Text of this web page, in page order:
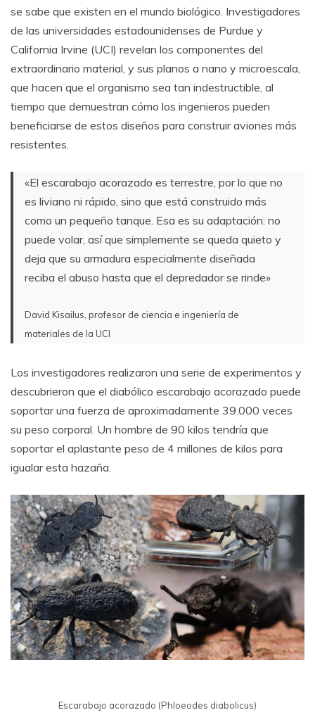
se sabe que existen en el mundo biológico. Investigadores
de las universidades estadounidenses de Purdue y
California Irvine (UCI) revelan los componentes del
extraordinario material, y sus planos a nano y microescala,
que hacen que el organismo sea tan indestructible, al
tiempo que demuestran cómo los ingenieros pueden
beneficiarse de estos diseños para construir aviones más
resistentes.
«El escarabajo acorazado es terrestre, por lo que no
es liviano ni rápido, sino que está construido más
como un pequeño tanque. Esa es su adaptación: no
puede volar, así que simplemente se queda quieto y
deja que su armadura especialmente diseñada
reciba el abuso hasta que el depredador se rinde»
David Kisailus, profesor de ciencia e ingeniería de
materiales de la UCI
Los investigadores realizaron una serie de experimentos y
descubrieron que el diabólico escarabajo acorazado puede
soportar una fuerza de aproximadamente 39.000 veces
su peso corporal. Un hombre de 90 kilos tendría que
soportar el aplastante peso de 4 millones de kilos para
igualar esta hazaña.
Escarabajo acorazado (Phloeodes diabolicus)